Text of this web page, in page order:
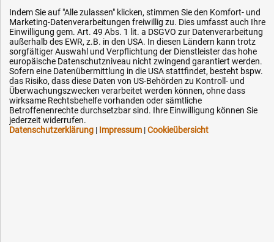
Impressum
Karriere
OEM-Ersatzteile
Technik-Hilfe
Downloads
Kontakt
Indem Sie auf "Alle zulassen" klicken, stimmen Sie den Komfort- und
Marketing-Datenverarbeitungen freiwillig zu. Dies umfasst auch Ihre
Einwilligung gem. Art. 49 Abs. 1 lit. a DSGVO zur Datenverarbeitung
außerhalb des EWR, z.B. in den USA. In diesen Ländern kann trotz
sorgfältiger Auswahl und Verpflichtung der Dienstleister das hohe
europäische Datenschutzniveau nicht zwingend garantiert werden.
Sofern eine Datenübermittlung in die USA stattfindet, besteht bspw.
das Risiko, dass diese Daten von US-Behörden zu Kontroll- und
Überwachungszwecken verarbeitet werden können, ohne dass
wirksame Rechtsbehelfe vorhanden oder sämtliche
Betroffenenrechte durchsetzbar sind. Ihre Einwilligung können Sie
jederzeit widerrufen.
Datenschutzerklärung | Impressum |Cookieübersicht